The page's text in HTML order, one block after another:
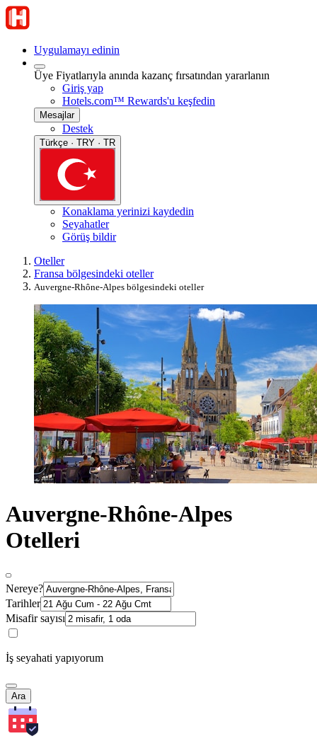
Uygulamayı edinin
Üye Fiyatlarıyla anında kazanç fırsatından yararlanın
Giriş yap
Hotels.com™ Rewards'u keşfedin
Mesajlar
Destek
Türkçe · TRY · TR
Konaklama yerinizi kaydedin
Seyahatler
Görüş bildir
Oteller
Fransa bölgesindeki oteller
Auvergne-Rhône-Alpes bölgesindeki oteller
Auvergne-Rhône-Alpes
Otelleri
Nereye?
Tarihler
Misafir sayısı
İş seyahati yapıyorum
Ara